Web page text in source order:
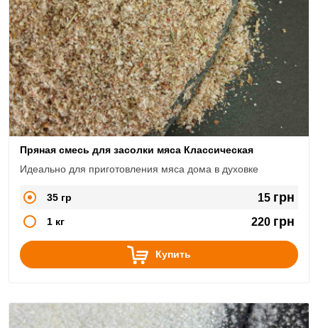
Пряная смесь для засолки мяса Классическая
Идеально для приготовления мяса дома в духовке
35 гр 15 грн
1 кг 220 грн
Купить